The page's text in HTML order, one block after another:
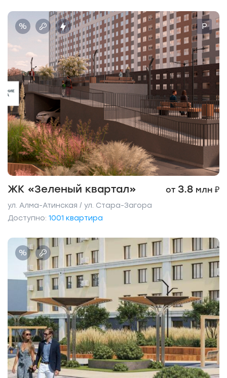
% P
ЖК «Зеленый квартал» от 3.8 млн ₽
ул. Алма-Атинская / ул. Стара-Загора
Доступно: 1001 квартира
%